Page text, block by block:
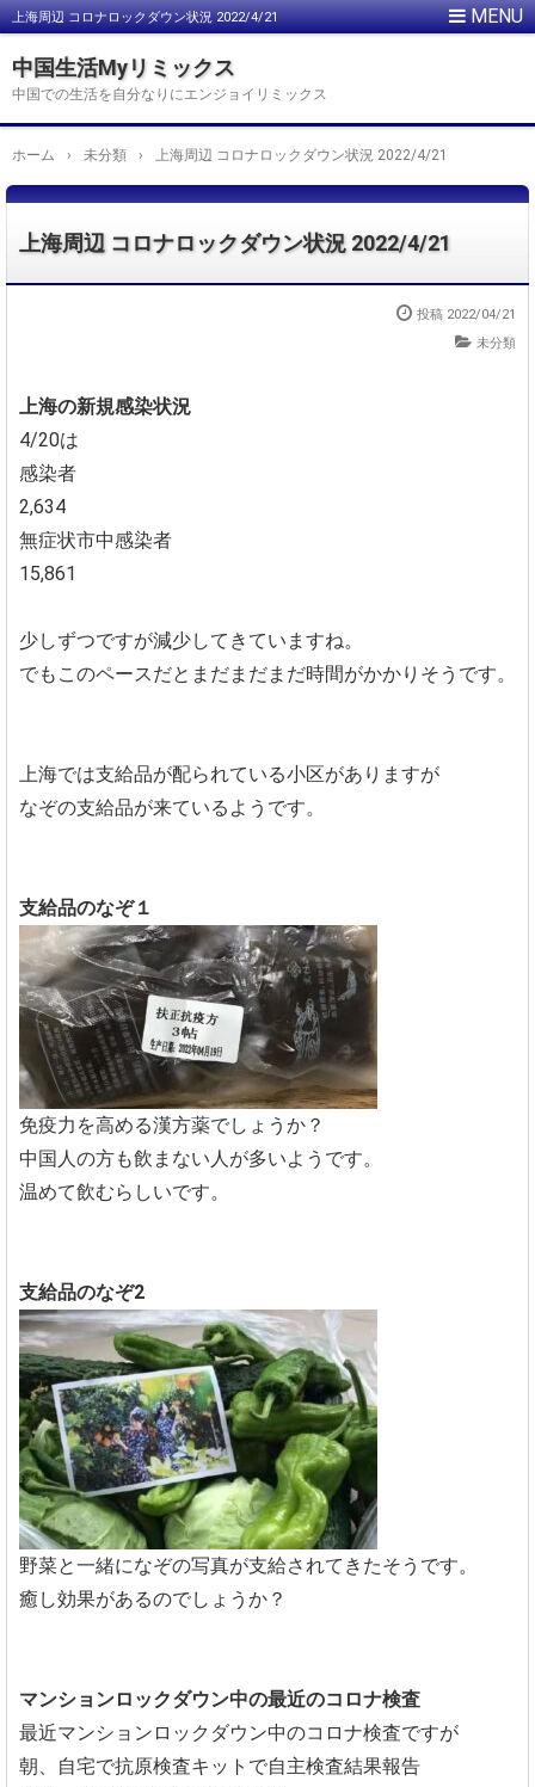
上海周辺 コロナロックダウン状況 2022/4/21
中国生活Myリミックス
中国での生活を自分なりにエンジョイリミックス
ホーム › 未分類 › 上海周辺 コロナロックダウン状況 2022/4/21
上海周辺 コロナロックダウン状況 2022/4/21
投稿 2022/04/21
未分類
上海の新規感染状況
4/20は
感染者
2,634
無症状市中感染者
15,861
少しずつですが減少してきていますね。
でもこのペースだとまだまだまだ時間がかかりそうです。
上海では支給品が配られている小区がありますが
なぞの支給品が来ているようです。
支給品のなぞ１
免疫力を高める漢方薬でしょうか？
中国人の方も飲まない人が多いようです。
温めて飲むらしいです。
支給品のなぞ2
野菜と一緒になぞの写真が支給されてきたそうです。
癒し効果があるのでしょうか？
マンションロックダウン中の最近のコロナ検査
最近マンションロックダウン中のコロナ検査ですが
朝、自宅で抗原検査キットで自主検査結果報告